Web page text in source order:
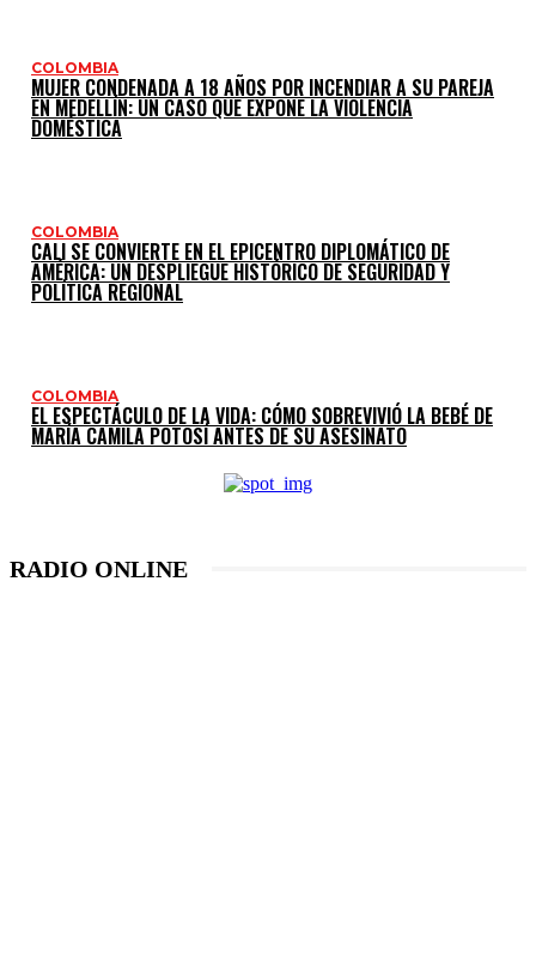
COLOMBIA
MUJER CONDENADA A 18 AÑOS POR INCENDIAR A SU PAREJA
EN MEDELLÍN: UN CASO QUE EXPONE LA VIOLENCIA
DOMÉSTICA
COLOMBIA
CALI SE CONVIERTE EN EL EPICENTRO DIPLOMÁTICO DE
AMÉRICA: UN DESPLIEGUE HISTÓRICO DE SEGURIDAD Y
POLÍTICA REGIONAL
COLOMBIA
EL ESPECTÁCULO DE LA VIDA: CÓMO SOBREVIVIÓ LA BEBÉ DE
MARÍA CAMILA POTOSÍ ANTES DE SU ASESINATO
RADIO ONLINE